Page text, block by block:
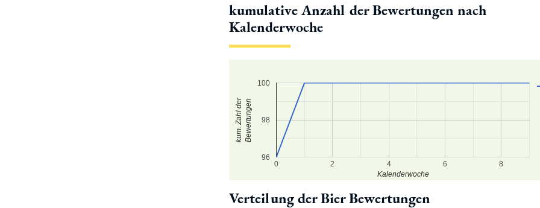
kumulative Anzahl der Bewertungen nach
Kalenderwoche
0 2 4 6 8
96
98
100
Kalenderwoche
kum. Zahl derBewertungen
Verteilung der Bier Bewertungen